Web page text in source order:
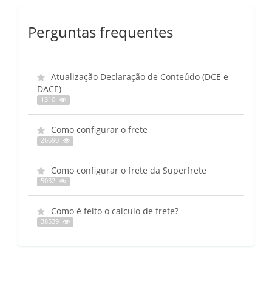
Perguntas frequentes
Atualização Declaração de Conteúdo (DCE e
DACE)
1310
Como configurar o frete
26690
Como configurar o frete da Superfrete
5032
Como é feito o calculo de frete?
38539